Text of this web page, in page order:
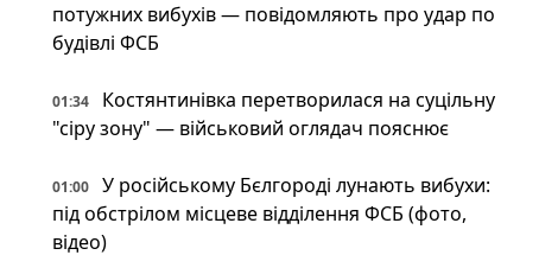
потужних вибухів — повідомляють про удар по
будівлі ФСБ
01:34
Костянтинівка перетворилася на суцільну
"сіру зону" — військовий оглядач пояснює
01:00
У російському Бєлгороді лунають вибухи:
під обстрілом місцеве відділення ФСБ (фото,
відео)